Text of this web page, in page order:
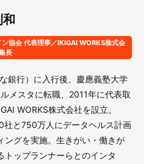
和
協会 代表理事／IKIGAI WORKS株式会
長
銀行）に入行後、慶應義塾大学
メスタに転職、2011年に代表取
WORKS株式会社を設立。
と750万人にデータヘルス計画
ングを実施。生きがい・働きが
トップランナーらとのインタ